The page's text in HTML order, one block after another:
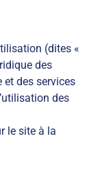
(dites «
des
des services
des
le site à la